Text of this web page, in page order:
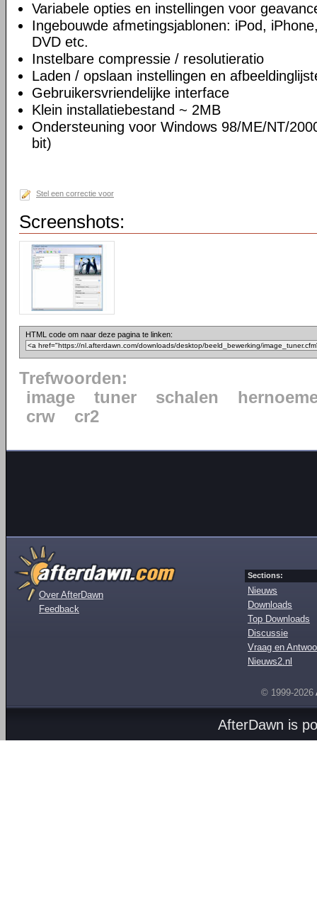
Variabele opties en instellingen voor
Ingebouwde afmetingsjablonen: iPod,
DVD etc.
Instelbare compressie / resolutieratio
Laden / opslaan instellingen en
Gebruikersvriendelijke interface
Klein installatiebestand ~ 2MB
Ondersteuning voor Windows 98/ME/NT/
bit)
Stel een correctie voor
Screenshots:
HTML code om naar deze pagina te linken:
Trefwoorden:
image
tuner schalen
crw
cr2
Over AfterDawn
Feedback
Sections:
Nieuws
Downloads
Top Downloads
Discussie
Vraag en
Nieuws2.nl
© 1999-2026
AfterDawn is